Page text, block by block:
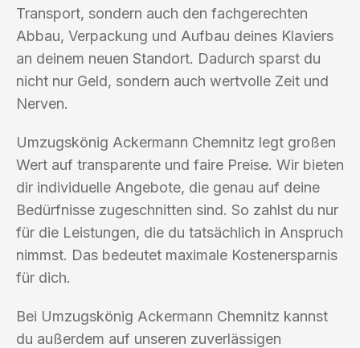
Transport, sondern auch den fachgerechten
Abbau, Verpackung und Aufbau deines Klaviers
an deinem neuen Standort. Dadurch sparst du
nicht nur Geld, sondern auch wertvolle Zeit und
Nerven.
Umzugskönig Ackermann Chemnitz legt großen
Wert auf transparente und faire Preise. Wir bieten
dir individuelle Angebote, die genau auf deine
Bedürfnisse zugeschnitten sind. So zahlst du nur
für die Leistungen, die du tatsächlich in Anspruch
nimmst. Das bedeutet maximale Kostenersparnis
für dich.
Bei Umzugskönig Ackermann Chemnitz kannst
du außerdem auf unseren zuverlässigen